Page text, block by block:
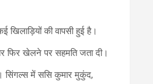
की वापसी हुई है।
फिर खेलने पर सहमति जता दी।
सिंगल्स में ससि कुमार मुकुंद,